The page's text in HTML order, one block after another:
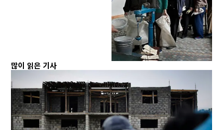
많이 읽은 기사